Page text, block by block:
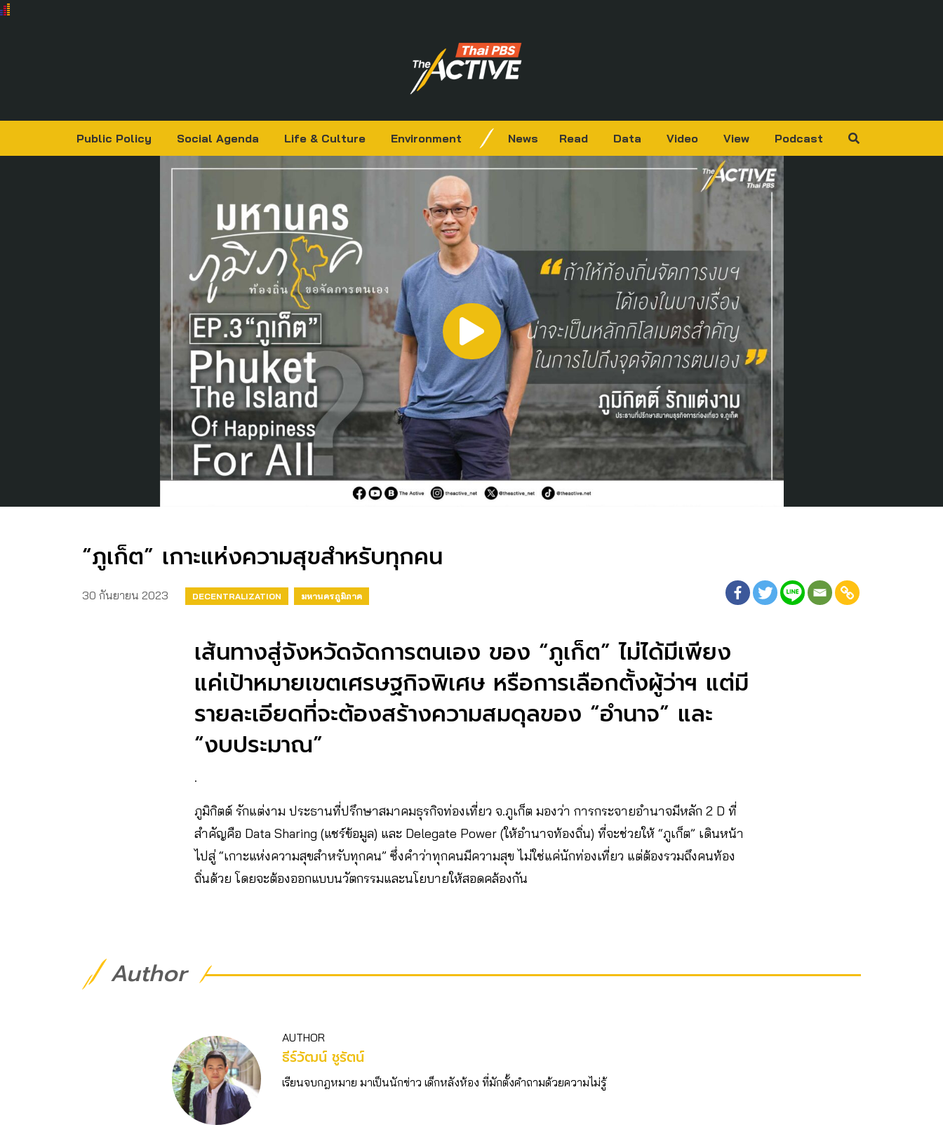
Public Policy Social Agenda Life & Culture Environment News Read Data Video View Podcast
“ภูเก็ต” เกาะแห่งความสุขสำหรับทุกคน
30 กันยายน 2023 DECENTRALIZATION มหานครภูมิภาค
เส้นทางสู่จังหวัดจัดการตนเอง ของ “ภูเก็ต” ไม่ได้มีเพียง
แค่เป้าหมายเขตเศรษฐกิจพิเศษ หรือการเลือกตั้งผู้ว่าฯ แต่มี
รายละเอียดที่จะต้องสร้างความสมดุลของ “อำนาจ” และ
“งบประมาณ”
.
ภูมิกิตต์ รักแต่งาม ประธานที่ปรึกษาสมาคมธุรกิจท่องเที่ยว จ.ภูเก็ต มองว่า การกระจายอำนาจมีหลัก 2 D ที่
สำคัญคือ Data Sharing (แชร์ข้อมูล) และ Delegate Power (ให้อำนาจท้องถิ่น) ที่จะช่วยให้ “ภูเก็ต” เดินหน้า
ไปสู่ “เกาะแห่งความสุขสำหรับทุกคน” ซึ่งคำว่าทุกคนมีความสุข ไม่ใช่แค่นักท่องเที่ยว แต่ต้องรวมถึงคนท้อง
ถิ่นด้วย โดยจะต้องออกแบบนวัตกรรมและนโยบายให้สอดคล้องกัน
Author
AUTHOR
ธีร์วัฒน์ ชูรัตน์
เรียนจบกฎหมาย มาเป็นนักข่าว เด็กหลังห้อง ที่มักตั้งคำถามด้วยความไม่รู้